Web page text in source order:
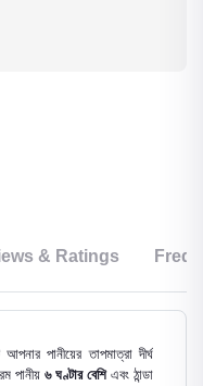
& Ratings
পানীয়ের তাপমাত্রা দীর্ঘ
পানীয় ৬ ঘণ্টার বেশিএবং ঠান্ডা